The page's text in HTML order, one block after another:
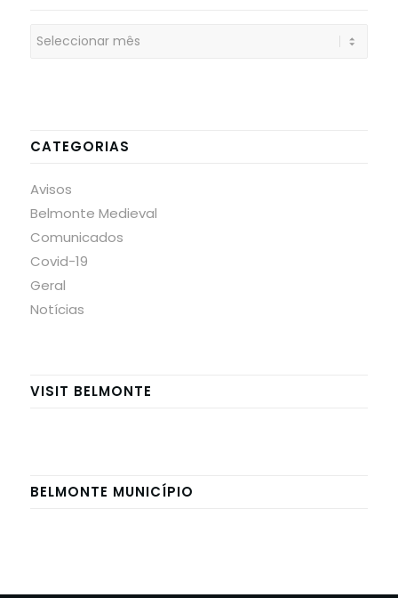
CATEGORIAS
Avisos
Belmonte Medieval
Comunicados
Covid-19
Geral
Notícias
VISIT BELMONTE
BELMONTE MUNICÍPIO